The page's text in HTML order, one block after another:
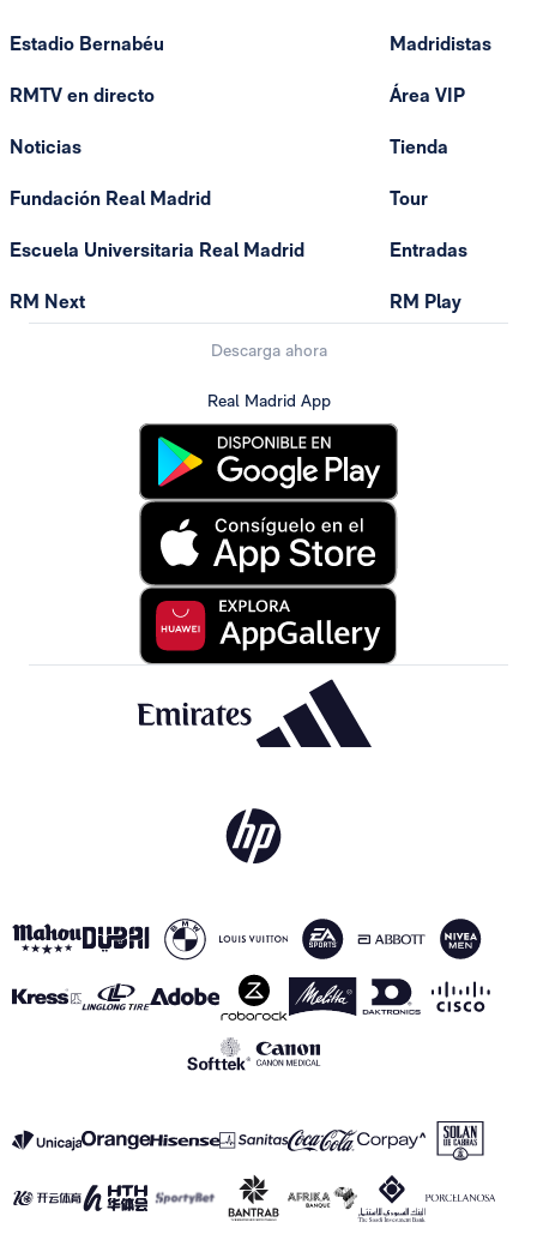
Estadio Bernabéu
RMTV en directo
Noticias
Fundación Real Madrid
Escuela Universitaria Real Madrid
RM Next
Madridistas
Área VIP
Tienda
Tour
Entradas
RM Play
Descarga ahora
Real Madrid App